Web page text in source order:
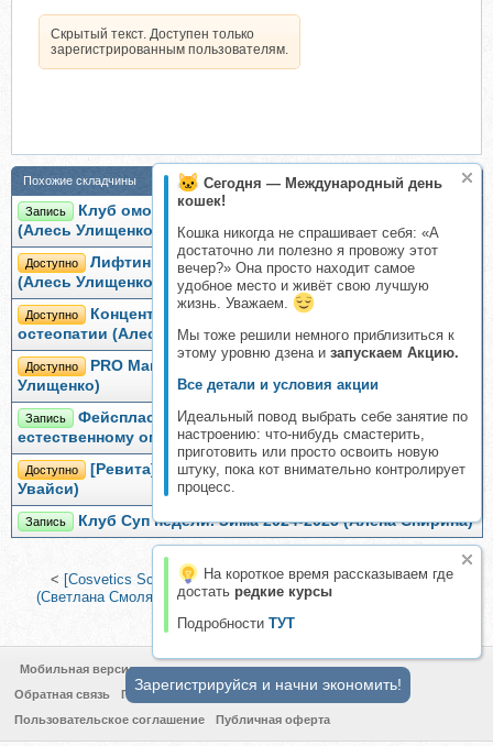
Сегодня — Международный день
кошек!
Кошка никогда не спрашивает себя: «А
достаточно ли полезно я провожу этот
вечер?» Она просто находит самое
удобное место и живёт свою лучшую
жизнь. Уважаем.
Мы тоже решили немного приблизиться к
этому уровню дзена и запускаем Акцию.
Все детали и условия акции
Идеальный повод выбрать себе занятие по
настроению: что-нибудь смастерить,
приготовить или просто освоить новую
штуку, пока кот внимательно контролирует
процесс.
На короткое время рассказываем где
достать редкие курсы
Подробности ТУТ
Скрытый текст. Доступен только
зарегистрированным пользователям.
Похожие складчины
Запись
Клуб омоложения и оздоровления. Ноябрь 2025
(Алесь Улищенко)
Доступно
Лифтинг и омоложение верхней трети лица
(Алесь Улищенко)
Доступно
Концентрат лучших техник фейспластики и
остеопатии (Алесь Улищенко)
Доступно
PRO Максилла. Главная кость красоты (Алесь
Улищенко)
Запись
Фейспластика. Тренер по фейспластике и
естественному омоложению. Модуль 1 (Алесь Улищенко)
Доступно
[Ревита] Омоложение и коррекция тела (Али аль
Увайси)
Запись Клуб Суп недели. Зима 2024-2025 (Алена Спирина)
< [Cosvetics School] Микронидлинг и продажи. Пакет Лайт
(Светлана Смолянски)|[Edcosmetology] Косметическая химия
(Анна Гордеева)>
Мобильная версия
Обратная связь
Политика конфиденциальности
Пользовательское соглашение
Публичная оферта
Зарегистрируйся и начни экономить!